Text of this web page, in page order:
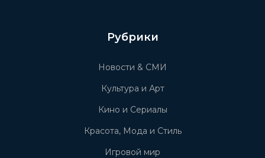
Рубрики
Новости & СМИ
Культура и Арт
Кино и Сериалы
Красота, Мода и Стиль
Игровой мир